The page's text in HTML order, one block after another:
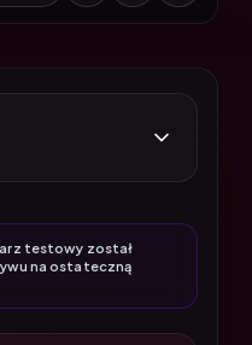
testowy został
na ostateczną